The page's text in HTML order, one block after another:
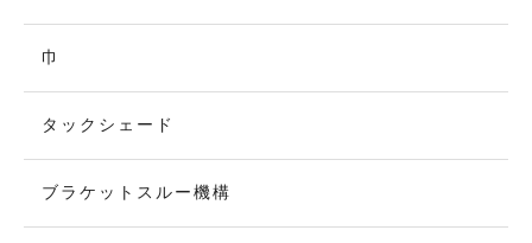
巾
タックシェード
ブラケットスルー機構